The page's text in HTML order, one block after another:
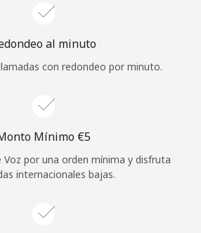
Continuar con
al minuto
con redondeo por minuto.
Mínimo ⁦€5⁩
por una orden mínima y disfruta
internacionales bajas.